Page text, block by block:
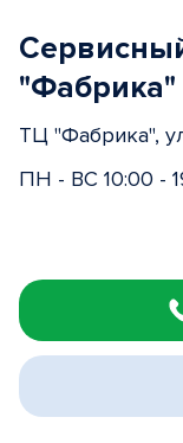
"Фабрика"
ТЦ "Фабрика",
ПН - ВС 10:00 -
1
of
3